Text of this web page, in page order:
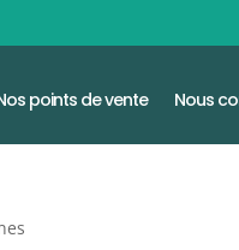
points de vente Nous